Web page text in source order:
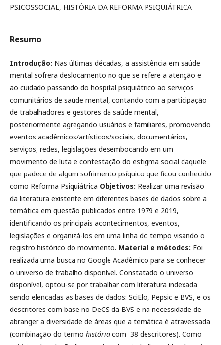
PSICOSSOCIAL, HISTÓRIA DA REFORMA PSIQUIÁTRICA
Resumo
Introdução: Nas últimas décadas, a assistência em saúde
mental sofrera deslocamento no que se refere a atenção e
ao cuidado passando do hospital psiquiátrico ao serviços
comunitários de saúde mental, contando com a participação
de trabalhadores e gestores da saúde mental,
posteriormente agregando usuários e familiares, promovendo
eventos acadêmicos/artísticos/sociais, documentários,
serviços, redes, legislações desembocando em um
movimento de luta e contestação do estigma social daquele
que padece de algum sofrimento psíquico que ficou conhecido
como Reforma Psiquiátrica Objetivos: Realizar uma revisão
da literatura existente em diferentes bases de dados sobre a
temática em questão publicados entre 1979 e 2019,
identificando os principais acontecimentos, eventos,
legislações e organizá-los em uma linha do tempo visando o
registro histórico do movimento. Material e métodos: Foi
realizada uma busca no Google Acadêmico para se conhecer
o universo de trabalho disponível. Constatado o universo
disponível, optou-se por trabalhar com literatura indexada
sendo elencadas as bases de dados: SciElo, Pepsic e BVS, e os
descritores com base no DeCS da BVS e na necessidade de
abranger a diversidade de áreas que a temática é atravessada
(combinação do termo história com 38 descritores). Como